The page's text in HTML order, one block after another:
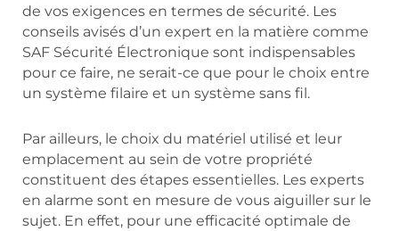
de vos exigences en termes de sécurité. Les
conseils avisés d’un expert en la matière comme
SAF Sécurité Électronique sont indispensables
pour ce faire, ne serait-ce que pour le choix entre
un système filaire et un système sans fil.
Par ailleurs, le choix du matériel utilisé et leur
emplacement au sein de votre propriété
constituent des étapes essentielles. Les experts
en alarme sont en mesure de vous aiguiller sur le
sujet. En effet, pour une efficacité optimale de